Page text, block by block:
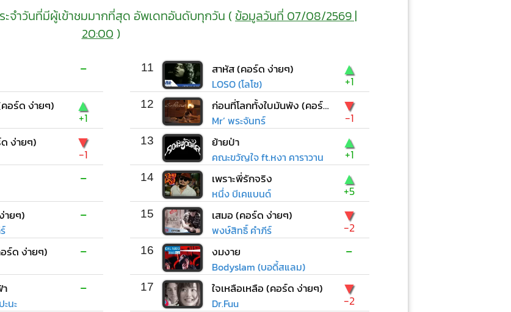
จำวันที่มีผู้เข้าชมมากที่สุด อัพเดทอันดับทุกวัน ( ข้อมูลวันที่ 07/08/2569 |
20:00 )
-
อร์ด ง่ายๆ) ▲
+1
ง่ายๆ) ▼
-1
-
ายๆ) -
ร์ด ง่ายๆ) -
นะ
-
11 สาหัส (คอร์ด ง่ายๆ)
LOSO (โลโซ)
▲
+1
12 ก่อนที่โลกทั้งใบมันพัง (คอร์ด ง่ายๆ)
Mr’ พระจันทร์
▼
-1
13 ย้ายป่า
คณะขวัญใจ ft.หงา คาราวาน
▲
+1
14 เพราะพี่รักจริง
หนึ่ง บีเคแบนด์
▲
+5
15 เสมอ (คอร์ด ง่ายๆ)
พงษ์สิทธิ์ คำภีร์
▼
-2
16 งมงาย
Bodyslam (บอดี้สแลม)
-
17 ใจเหลือเหลือ (คอร์ด ง่ายๆ)
Dr.Fuu
▼
-2